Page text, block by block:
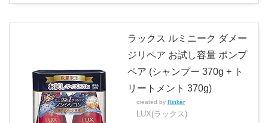
ラックス ルミニーク ダメー
ジリペア お試し容量 ポンプ
ペア (シャンプー 370g + ト
リートメント 370g)
created by Rinker
LUX(ラックス)